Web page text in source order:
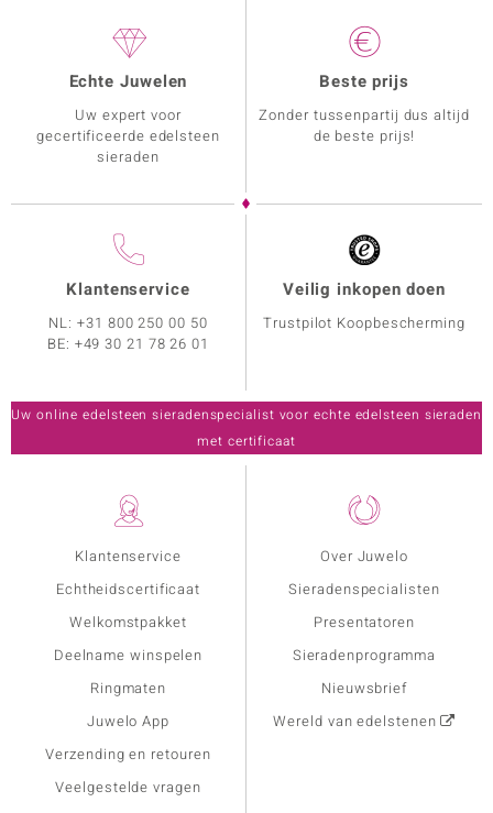
Klantenservice
Echtheidscertificaat
Welkomstpakket
Deelname winspelen
Ringmaten
Juwelo App
Verzending en retouren
Veelgestelde vragen
Over Juwelo
Sieradenspecialisten
Presentatoren
Sieradenprogramma
Nieuwsbrief
Wereld van edelstenen
Echte Juwelen
Uw expert voor
gecertificeerde edelsteen
sieraden
Beste prijs
Zonder tussenpartij dus altijd
de beste prijs!
Klantenservice
NL:+31 800 250 00 50
BE: +49 30 21 78 26 01
Veilig inkopen doen
Trustpilot Koopbescherming
Uw online edelsteen sieradenspecialist voor echte edelsteen sieraden
met certificaat